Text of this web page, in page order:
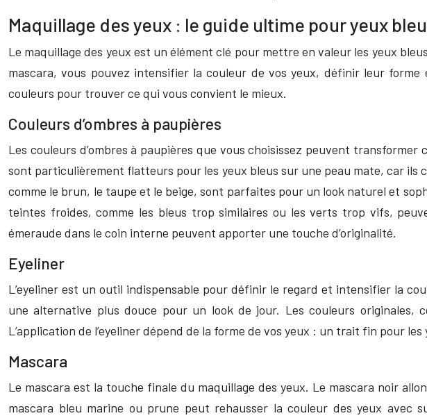
Maquillage des yeux : le guide ultime pour yeux
Le maquillage des yeux est un élément clé pour mettre en valeur les yeux
mascara, vous pouvez intensifier la couleur de vos yeux, définir leur
couleurs pour trouver ce qui vous convient le mieux.
Couleurs d’ombres à paupières
Les couleurs d’ombres à paupières que vous choisissez peuvent
sont particulièrement flatteurs pour les yeux bleus sur une peau mate, car
comme le brun, le taupe et le beige, sont parfaites pour un look naturel et
teintes froides, comme les bleus trop similaires ou les verts trop vifs,
émeraude dans le coin interne peuvent apporter une touche d’originalité.
Eyeliner
L’eyeliner est un outil indispensable pour définir le regard et intensifier la
une alternative plus douce pour un look de jour. Les couleurs originales,
L’application de l’eyeliner dépend de la forme de vos yeux : un trait fin pour
Mascara
Le mascara est la touche finale du maquillage des yeux. Le mascara noir
mascara bleu marine ou prune peut rehausser la couleur des yeux